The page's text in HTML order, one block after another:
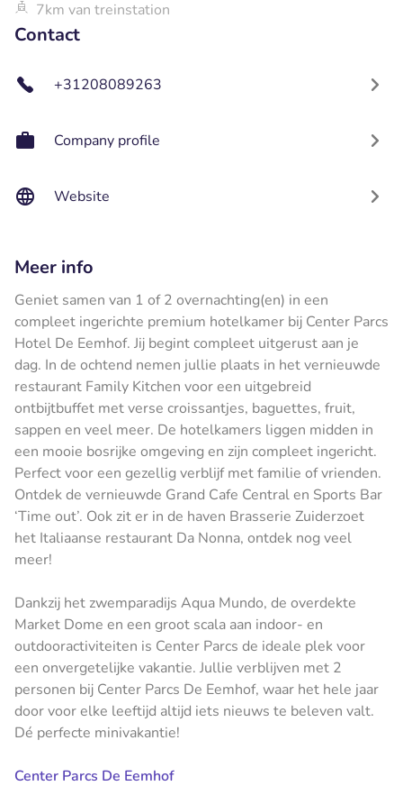
7km van treinstation
Contact
+31208089263
Company profile
Website
Meer info
Geniet samen van 1 of 2 overnachting(en) in een
compleet ingerichte premium hotelkamer bij Center Parcs
Hotel De Eemhof. Jij begint compleet uitgerust aan je
dag. In de ochtend nemen jullie plaats in het vernieuwde
restaurant Family Kitchen voor een uitgebreid
ontbijtbuffet met verse croissantjes, baguettes, fruit,
sappen en veel meer. De hotelkamers liggen midden in
een mooie bosrijke omgeving en zijn compleet ingericht.
Perfect voor een gezellig verblijf met familie of vrienden.
Ontdek de vernieuwde Grand Cafe Central en Sports Bar
‘Time out’. Ook zit er in de haven Brasserie Zuiderzoet
het Italiaanse restaurant Da Nonna, ontdek nog veel
meer!
Dankzij het zwemparadijs Aqua Mundo, de overdekte
Market Dome en een groot scala aan indoor- en
outdooractiviteiten is Center Parcs de ideale plek voor
een onvergetelijke vakantie. Jullie verblijven met 2
personen bij Center Parcs De Eemhof, waar het hele jaar
door voor elke leeftijd altijd iets nieuws te beleven valt.
Dé perfecte minivakantie!
Center Parcs De Eemhof